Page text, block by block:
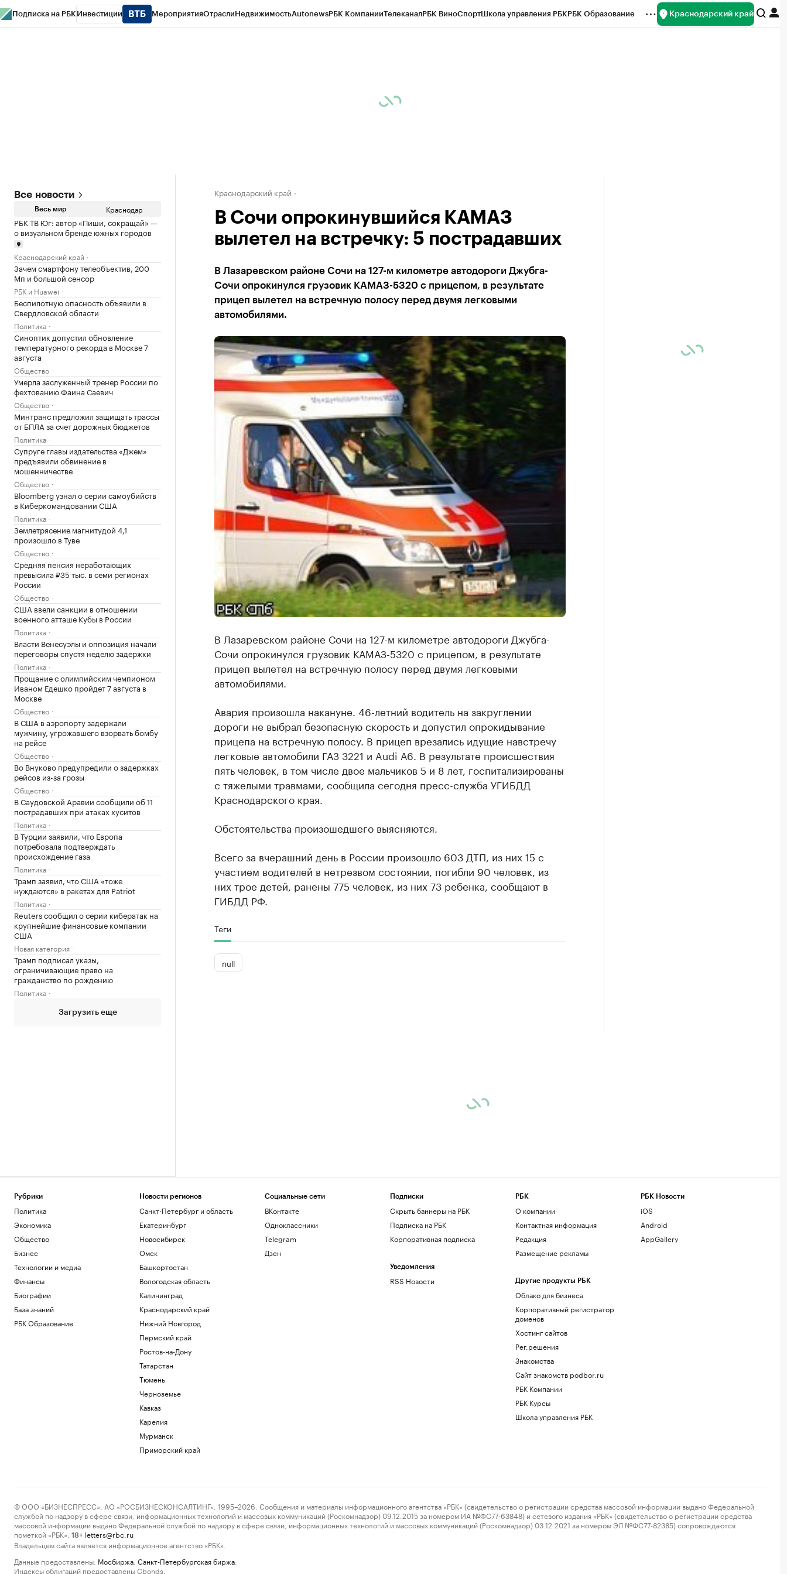
Подписка на РБК Инвестиции МероприятияОтраслиНедвижимостьAutonewsРБК КомпанииТелеканалРБК ВиноСпортШкола управления РБКРБК Образование Краснодарский край
Все новости
Весь мир Краснодар
РБК ТВ Юг: автор «Пиши, сокращай» —
о визуальном бренде южных городов
Краснодарский край
Зачем смартфону телеобъектив, 200
Мп и большой сенсор
РБК и Huawei
Беспилотную опасность объявили в
Свердловской области
Политика
Синоптик допустил обновление
температурного рекорда в Москве 7
августа
Общество
Умерла заслуженный тренер России по
фехтованию Фаина Саевич
Общество
Минтранс предложил защищать трассы
от БПЛА за счет дорожных бюджетов
Политика
Супруге главы издательства «Джем»
предъявили обвинение в
мошенничестве
Общество
Bloomberg узнал о серии самоубийств
в Киберкомандовании США
Политика
Землетрясение магнитудой 4,1
произошло в Туве
Общество
Средняя пенсия неработающих
превысила ₽35 тыс. в семи регионах
России
Общество
США ввели санкции в отношении
военного атташе Кубы в России
Политика
Власти Венесуэлы и оппозиция начали
переговоры спустя неделю задержки
Политика
Прощание с олимпийским чемпионом
Иваном Едешко пройдет 7 августа в
Москве
Общество
В США в аэропорту задержали
мужчину, угрожавшего взорвать бомбу
на рейсе
Общество
Во Внуково предупредили о задержках
рейсов из-за грозы
Общество
В Саудовской Аравии сообщили об 11
пострадавших при атаках хуситов
Политика
В Турции заявили, что Европа
потребовала подтверждать
происхождение газа
Политика
Трамп заявил, что США «тоже
нуждаются» в ракетах для Patriot
Политика
Reuters сообщил о серии кибератак на
крупнейшие финансовые компании
США
Новая категория
Трамп подписал указы,
ограничивающие право на
гражданство по рождению
Политика
Загрузить еще
Краснодарский край
В Сочи опрокинувшийся КАМАЗ
вылетел на встречку: 5 пострадавших
В Лазаревском районе Сочи на 127-м километре автодороги Джубга-
Сочи опрокинулся грузовик КАМАЗ-5320 с прицепом, в результате
прицеп вылетел на встречную полосу перед двумя легковыми
автомобилями.
В Лазаревском районе Сочи на 127-м километре автодороги Джубга-
Сочи опрокинулся грузовик КАМАЗ-5320 с прицепом, в результате
прицеп вылетел на встречную полосу перед двумя легковыми
автомобилями.
Авария произошла накануне. 46-летний водитель на закруглении
дороги не выбрал безопасную скорость и допустил опрокидывание
прицепа на встречную полосу. В прицеп врезались идущие навстречу
легковые автомобили ГАЗ 3221 и Audi А6. В результате происшествия
пять человек, в том числе двое мальчиков 5 и 8 лет, госпитализированы
с тяжелыми травмами, сообщила сегодня пресс-служба УГИБДД
Краснодарского края.
Обстоятельства произошедшего выясняются.
Всего за вчерашний день в России произошло 603 ДТП, из них 15 с
участием водителей в нетрезвом состоянии, погибли 90 человек, из
них трое детей, ранены 775 человек, из них 73 ребенка, сообщают в
ГИБДД РФ.
Теги
null
Рубрики
Политика
Экономика
Общество
Бизнес
Технологии и медиа
Финансы
Биографии
База знаний
РБК Образование
Новости регионов
Санкт-Петербург и область
Екатеринбург
Новосибирск
Омск
Башкортостан
Вологодская область
Калининград
Краснодарский край
Нижний Новгород
Пермский край
Ростов-на-Дону
Татарстан
Тюмень
Черноземье
Кавказ
Карелия
Мурманск
Приморский край
Социальные сети
ВКонтакте
Одноклассники
Telegram
Дзен
Подписки
Скрыть баннеры на РБК
Подписка на РБК
Корпоративная подписка
Уведомления
RSS Новости
РБК
О компании
Контактная информация
Редакция
Размещение рекламы
Другие продукты РБК
Облако для бизнеса
Корпоративный регистратор
доменов
Хостинг сайтов
Рег.решения
Знакомства
Сайт знакомств podbor.ru
РБК Компании
РБК Курсы
Школа управления РБК
РБК Новости
iOS
Android
AppGallery
© ООО «БИЗНЕСПРЕСС», АО «РОСБИЗНЕСКОНСАЛТИНГ», 1995–2026. Сообщения и материалы информационного агентства «РБК» (свидетельство о регистрации средства массовой информации выдано Федеральной
службой по надзору в сфере связи, информационных технологий и массовых коммуникаций (Роскомнадзор) 09.12.2015 за номером ИА №ФС77-63848) и сетевого издания «РБК» (свидетельство о регистрации средства
массовой информации выдано Федеральной службой по надзору в сфере связи, информационных технологий и массовых коммуникаций (Роскомнадзор) 03.12.2021 за номером ЭЛ №ФС77-82385) сопровождаются
пометкой «РБК».
18+ letters@rbc.ru
Владельцем сайта является информационное агентство «РБК».
Данные предоставлены: Мосбиржа Санкт-Петербургская биржа
Индексы облигаций предоставлены Cbonds.